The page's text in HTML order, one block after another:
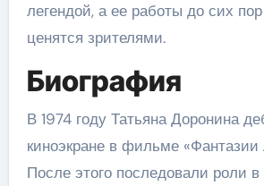
легендой, а ее работы до сих
ценятся зрителями.
Биография
В 1974 году Татьяна Доронина
киноэкране в фильме «Фантазии
После этого последовали роли в